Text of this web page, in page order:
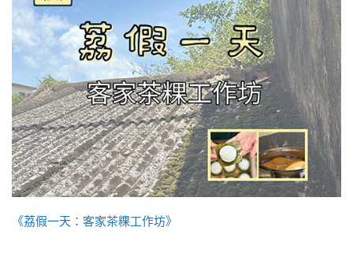
《荔假一天：客家茶粿工作坊》